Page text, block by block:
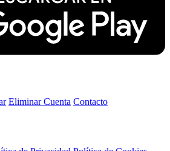
Eliminar Cuenta Contacto